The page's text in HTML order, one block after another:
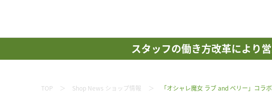
スタッフの働き方改革により
TOP Shop News ショップ情報 「オシャレ魔女 ラブ and ベリー」コラ